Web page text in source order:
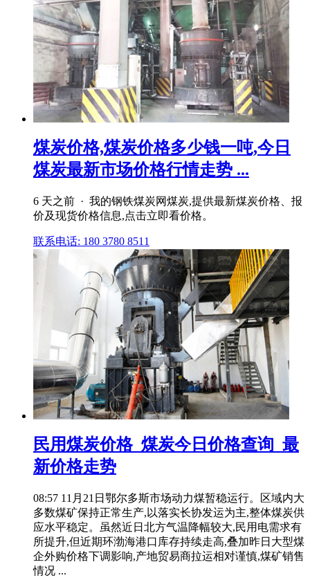
煤炭价格,煤炭价格多少钱一吨,今日
煤炭最新市场价格行情走势 ...
6 天之前 · 我的钢铁煤炭网煤炭,提供最新煤炭价格、报
价及现货价格信息,点击立即看价格。
联系电话: 180 3780 8511
民用煤炭价格_煤炭今日价格查询_最
新价格走势
08:57 11月21日鄂尔多斯市场动力煤暂稳运行。区域内大
多数煤矿保持正常生产,以落实长协发运为主,整体煤炭供
应水平稳定。虽然近日北方气温降幅较大,民用电需求有
所提升,但近期环渤海港口库存持续走高,叠加昨日大型煤
企外购价格下调影响,产地贸易商拉运相对谨慎,煤矿销售
情况 ...